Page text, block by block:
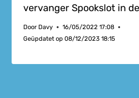
vervanger Spookslot in
Door Davy
16/05/2022 17:08
Geüpdatet op 08/12/2023 18:15